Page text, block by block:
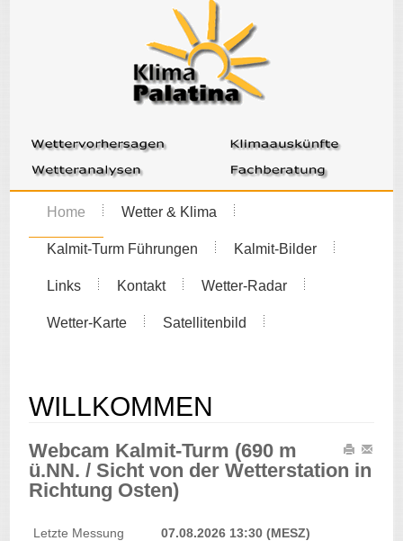
Home Wetter & Klima
Kalmit-Turm Führungen Kalmit-Bilder
Links Kontakt Wetter-Radar
Wetter-Karte Satellitenbild
WILLKOMMEN
Webcam Kalmit-Turm (690 m
ü.NN. / Sicht von der Wetterstation in
Richtung Osten)
Letzte Messung
07.08.2026 13:30 (MESZ)